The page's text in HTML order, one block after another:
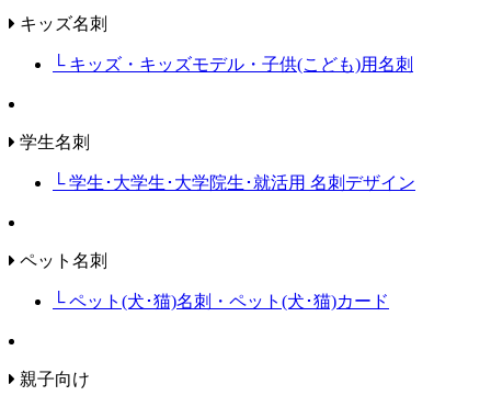
キッズ名刺
└ キッズ・キッズモデル・子供(こども)用名刺
学生名刺
└ 学生･大学生･大学院生･就活用 名刺デザイン
ペット名刺
└ ペット(犬･猫)名刺・ペット(犬･猫)カード
親子向け